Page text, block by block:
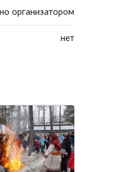
организатором
нет